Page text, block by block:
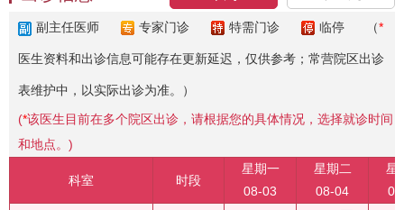
副主任医师 专家门诊 特需门诊 临停 （*
医生资料和出诊信息可能存在更新延迟，仅供参考；常营院区出诊
表维护中，以实际出诊为准。）
(*该医生目前在多个院区出诊，请根据您的具体情况，选择就诊时间
和地点。)
科室 时段
星期一
08-03
星期二
08-04
星